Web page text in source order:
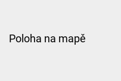
Poloha na mapě